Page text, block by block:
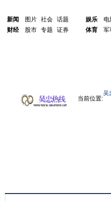
新闻 图片 社会 话题
财经
股市 专题 证券
娱乐 电
体育
军
当前位置:
吴